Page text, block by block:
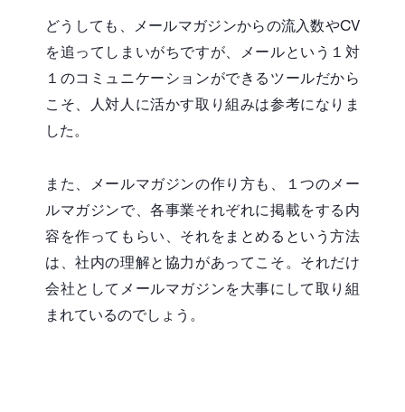
どうしても、メールマガジンからの流入数やCV
を追ってしまいがちですが、メールという１対
１のコミュニケーションができるツールだから
こそ、人対人に活かす取り組みは参考になりま
した。
また、メールマガジンの作り方も、１つのメー
ルマガジンで、各事業それぞれに掲載をする内
容を作ってもらい、それをまとめるという方法
は、社内の理解と協力があってこそ。それだけ
会社としてメールマガジンを大事にして取り組
まれているのでしょう。